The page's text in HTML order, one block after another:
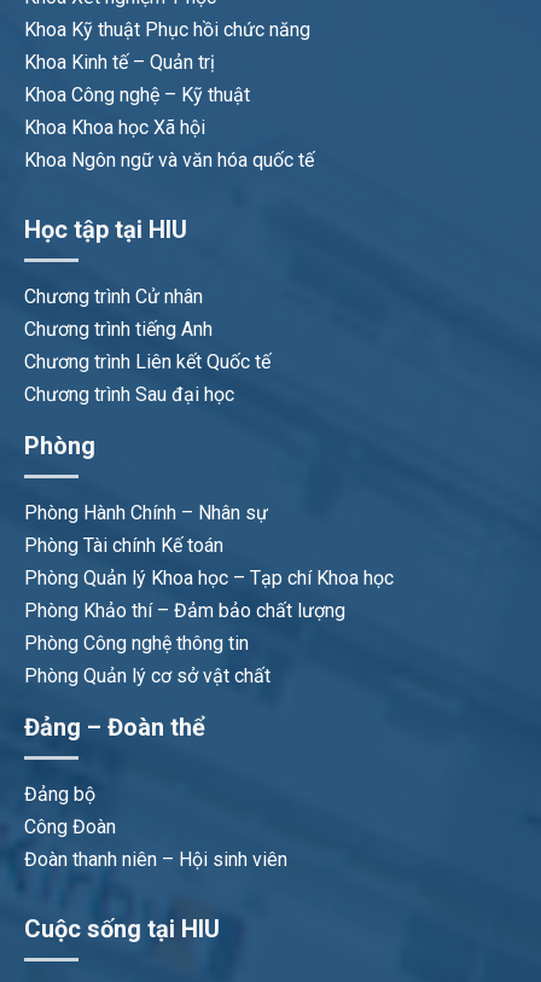
Khoa Kỹ thuật Phục hồi chức năng
Khoa Kinh tế – Quản trị
Khoa Công nghệ – Kỹ thuật
Khoa Khoa học Xã hội
Khoa Ngôn ngữ và văn hóa quốc tế
Học tập tại HIU
Chương trình Cử nhân
Chương trình tiếng Anh
Chương trình Liên kết Quốc tế
Chương trình Sau đại học
Phòng
Phòng Hành Chính – Nhân sự
Phòng Tài chính Kế toán
Phòng Quản lý Khoa học – Tạp chí Khoa học
Phòng Khảo thí – Đảm bảo chất lượng
Phòng Công nghệ thông tin
Phòng Quản lý cơ sở vật chất
Đảng – Đoàn thể
Đảng bộ
Công Đoàn
Đoàn thanh niên – Hội sinh viên
Cuộc sống tại HIU